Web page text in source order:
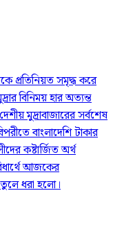
প্রতিনিয়ত সমৃদ্ধ করে
বিনিময় হার অত্যন্ত
মুদ্রাবাজারের সর্বশেষ
বাংলাদেশি টাকার
কষ্টার্জিত অর্থ
আজকের
তুলে ধরা হলো।